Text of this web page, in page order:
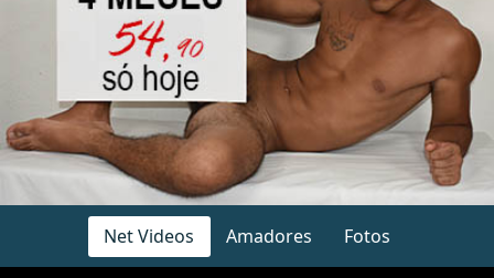
Net Videos Amadores Fotos